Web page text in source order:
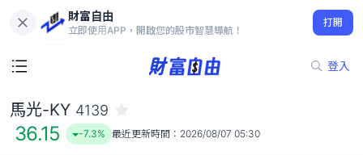
財富自由
立即使用APP，開啟您的股市智慧導航！
打開
登入
36.15
-7.3%
馬光-KY 4139
36.15 -7.3% 最近更新時間： 2026/08/07 05:30